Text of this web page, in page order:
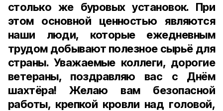
столько же буровых установок. При
этом основной ценностью являются
наши люди, которые ежедневным
трудом добывают полезное сырьё для
страны. Уважаемые коллеги, дорогие
ветераны, поздравляю вас с Днём
шахтёра! Желаю вам безопасной
работы, крепкой кровли над головой,